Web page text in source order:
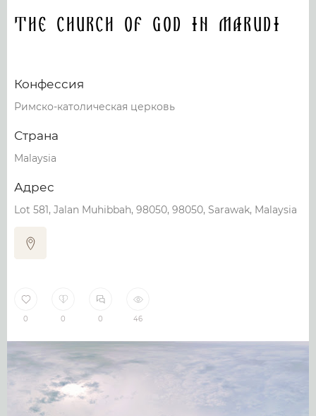
The Church Of God In Marudi
Конфессия
Римско-католическая церковь
Страна
Malaysia
Адрес
Lot 581, Jalan Muhibbah, 98050, 98050, Sarawak, Malaysia
0 0 0 46